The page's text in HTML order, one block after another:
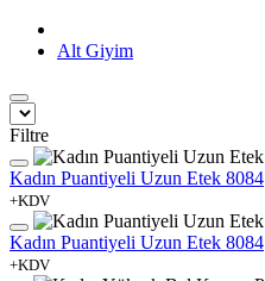
Alt Giyim
Filtre
Kadın Puantiyeli Uzun Etek 8084
+KDV
Kadın Puantiyeli Uzun Etek 8084
+KDV